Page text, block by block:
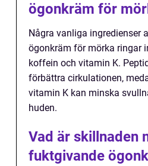
ögonkräm för
Några vanliga ingredienser
ögonkräm för mörka ringar
koffein och vitamin K.
förbättra cirkulationen,
vitamin K kan minska
huden.
Vad är skillnaden
fuktgivande